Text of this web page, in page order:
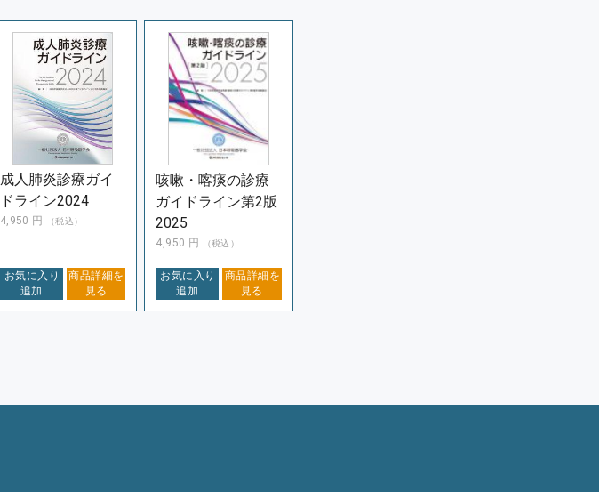
成人肺炎診療ガイ
ドライン2024
4,950 円 （税込）
お気に入り
追加
商品詳細を
見る
咳嗽・喀痰の診療
ガイドライン第2版
2025
4,950 円 （税込）
お気に入り
追加
商品詳細を
見る